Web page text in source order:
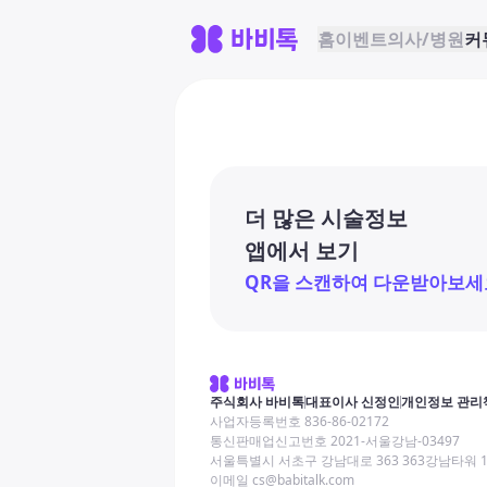
홈이벤트의사/병원커
더 많은 시술정보
앱에서 보기
QR을 스캔하여 다운받아보세
주식회사 바비톡대표이사 신정인개인정보 관리
사업자등록번호 836-86-02172
통신판매업신고번호 2021-서울강남-03497
서울특별시 서초구 강남대로 363 363강남타워
이메일 cs@babitalk.com